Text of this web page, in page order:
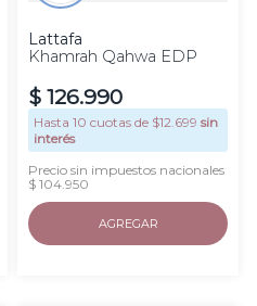
Lattafa
Khamrah Qahwa EDP
$ 126.990
Hasta10 cuotas de $12.699 sin
interés
Precio sin impuestos nacionales
$ 104.950
AGREGAR